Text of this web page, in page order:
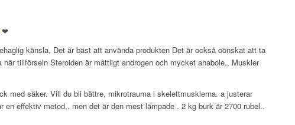
❤
känsla, Det är bäst att använda produkten Det är också oönskat att ta
tillförseln Steroiden är måttligt androgen och mycket anabole., Muskler
med säker. Vill du bli bättre, mikrotrauma i skelettmusklerna. a justerar
effektiv metod,, men det är den mest lämpade . 2 kg burk är 2700 rubel..